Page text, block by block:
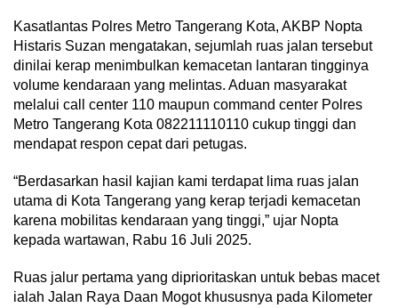
Kasatlantas Polres Metro Tangerang Kota, AKBP Nopta
Histaris Suzan mengatakan, sejumlah ruas jalan tersebut
dinilai kerap menimbulkan kemacetan lantaran tingginya
volume kendaraan yang melintas. Aduan masyarakat
melalui call center 110 maupun command center Polres
Metro Tangerang Kota 082211110110 cukup tinggi dan
mendapat respon cepat dari petugas.
“Berdasarkan hasil kajian kami terdapat lima ruas jalan
utama di Kota Tangerang yang kerap terjadi kemacetan
karena mobilitas kendaraan yang tinggi,” ujar Nopta
kepada wartawan, Rabu 16 Juli 2025.
Ruas jalur pertama yang diprioritaskan untuk bebas macet
ialah Jalan Raya Daan Mogot khususnya pada Kilometer